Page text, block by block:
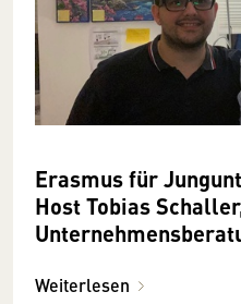
Erasmus für
Host Tobias
Weiterlesen